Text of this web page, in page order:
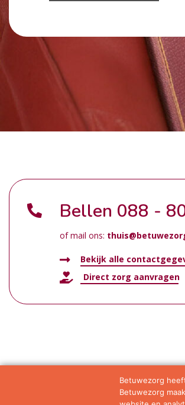
Bellen 088 -
of mail ons:
Bekijk alle
Direct zorg aanvragen
Privacy
Betuwezorg
Betuwezorg